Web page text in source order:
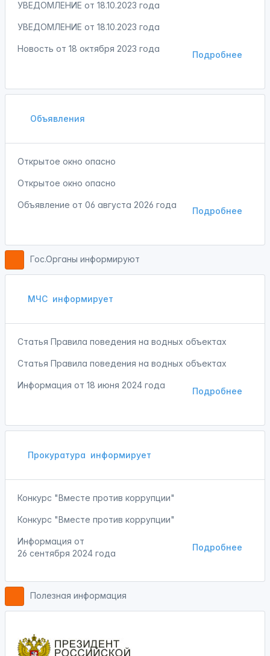
УВЕДОМЛЕНИЕ от 18.10.2023 года
УВЕДОМЛЕНИЕ от 18.10.2023 года
Подробнее
Новость от 18 октября 2023 года
Объявления
Открытое окно опасно
Открытое окно опасно
Подробнее
Объявление от 06 августа 2026 года
Гос.Органы информируют
МЧС информирует
Статья Правила поведения на водных объектах
Статья Правила поведения на водных объектах
Подробнее
Информация от 18 июня 2024 года
Прокуратура информирует
Конкурс "Вместе против коррупции"
Конкурс "Вместе против коррупции"
Подробнее
Информация от
26 сентября 2024 года
Полезная информация